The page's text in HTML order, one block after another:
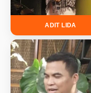
ADIT LIDA